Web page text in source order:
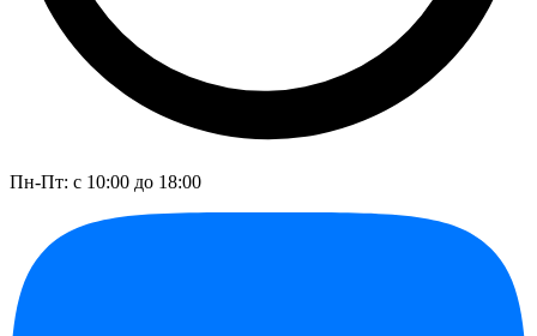
Пн-Пт: с 10:00 до 18:00